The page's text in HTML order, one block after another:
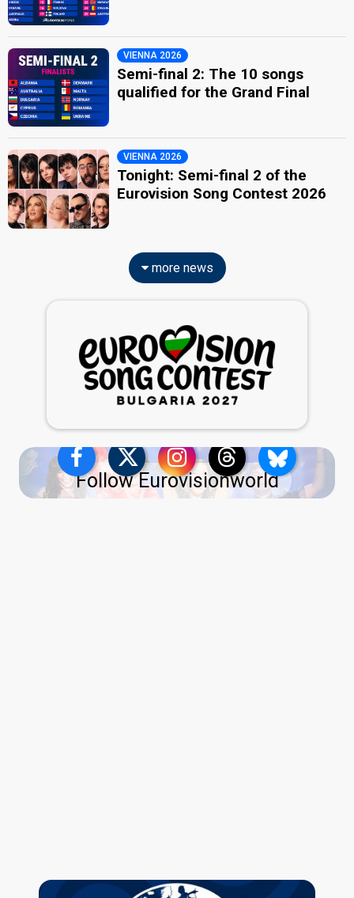
VIENNA 2026
Semi-final 2: The 10 songs
qualified for the Grand Final
VIENNA 2026
Tonight: Semi-final 2 of the
Eurovision Song Contest 2026
more news
Follow Eurovisionworld